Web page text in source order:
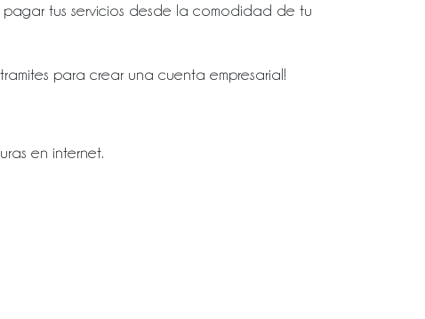
tus servicios desde la comodidad de tu
para crear una cuenta empresarial!
en internet.